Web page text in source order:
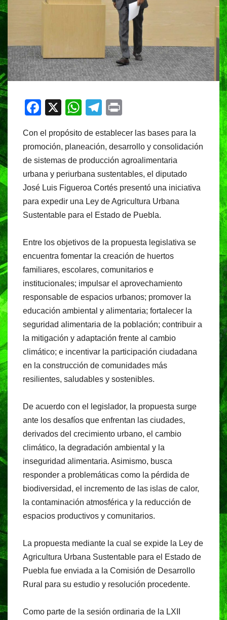
F
c
e
b
o
o
k
X
W
at
s
A
p
p
T
e
gr
a
m
t
Con el propósito de establecer las bases para la
promoción, planeación, desarrollo y consolidación
de sistemas de producción agroalimentaria
urbana y periurbana sustentables, el diputado
José Luis Figueroa Cortés presentó una iniciativa
para expedir una Ley de Agricultura Urbana
Sustentable para el Estado de Puebla.
Entre los objetivos de la propuesta legislativa se
encuentra fomentar la creación de huertos
familiares, escolares, comunitarios e
institucionales; impulsar el aprovechamiento
responsable de espacios urbanos; promover la
educación ambiental y alimentaria; fortalecer la
seguridad alimentaria de la población; contribuir a
la mitigación y adaptación frente al cambio
climático; e incentivar la participación ciudadana
en la construcción de comunidades más
resilientes, saludables y sostenibles.
De acuerdo con el legislador, la propuesta surge
ante los desafíos que enfrentan las ciudades,
derivados del crecimiento urbano, el cambio
climático, la degradación ambiental y la
inseguridad alimentaria. Asimismo, busca
responder a problemáticas como la pérdida de
biodiversidad, el incremento de las islas de calor,
la contaminación atmosférica y la reducción de
espacios productivos y comunitarios.
La propuesta mediante la cual se expide la Ley de
Agricultura Urbana Sustentable para el Estado de
Puebla fue enviada a la Comisión de Desarrollo
Rural para su estudio y resolución procedente.
Como parte de la sesión ordinaria de la LXII